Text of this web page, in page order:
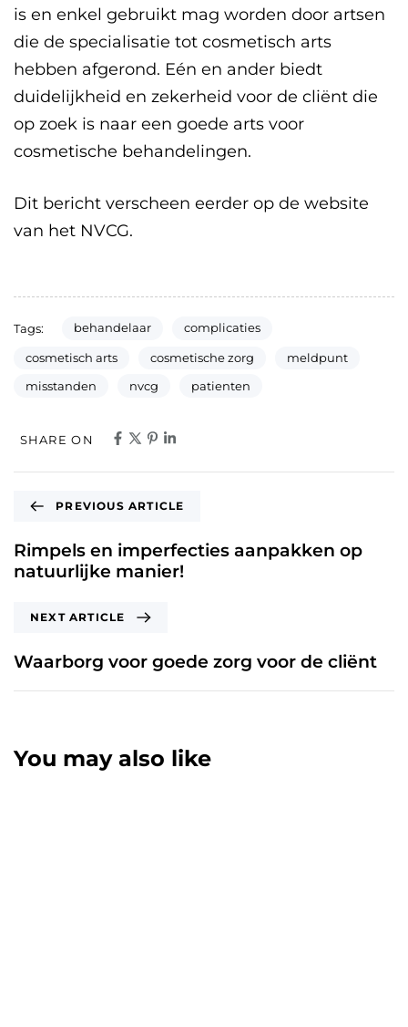
is en enkel gebruikt mag worden door artsen
die de specialisatie tot cosmetisch arts
hebben afgerond. Eén en ander biedt
duidelijkheid en zekerheid voor de cliënt die
op zoek is naar een goede arts voor
cosmetische behandelingen.
Dit bericht verscheen eerder op de website
van het NVCG.
Tags: behandelaar complicaties
cosmetisch arts cosmetische zorg
meldpunt
misstanden
nvcg patienten
SHARE ON
PREVIOUS ARTICLE
Rimpels en imperfecties aanpakken op
natuurlijke manier!
NEXT ARTICLE
Waarborg voor goede zorg voor de cliënt
You may also like